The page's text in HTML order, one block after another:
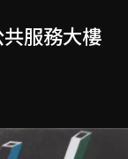
服務大樓